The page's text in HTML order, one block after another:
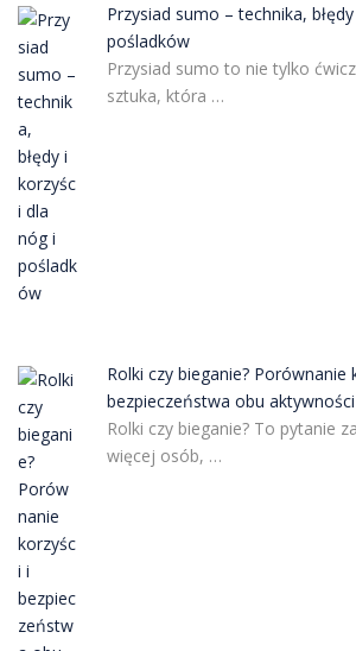
Przysiad sumo – technika,
pośladków
Przysiad sumo to nie tylko
sztuka, która …
Rolki czy bieganie? Porównanie
bezpieczeństwa obu aktywności
Rolki czy bieganie? To pytanie
więcej osób, …